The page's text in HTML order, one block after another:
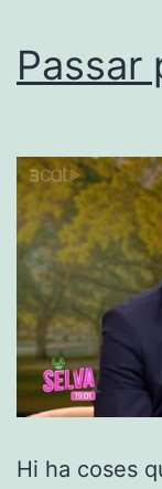
Passar
Hi ha coses